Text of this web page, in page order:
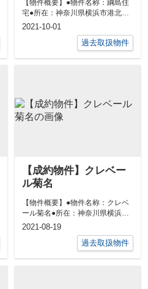
【物件概要】●物件名称：綱島住
宅●所在：神奈川県横浜市港北区
綱島西５丁目３－１６●交通：東
2021-10-01
過去取扱物件
【成約物件】クレベー
ル菊名
【物件概要】●物件名称：クレベ
ール菊名●所在：神奈川県横浜市
港北区富士塚２丁目13-28●交
2021-08-19
過去取扱物件